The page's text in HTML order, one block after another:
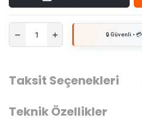
Taksit Seçenekleri
Teknik Özellikler